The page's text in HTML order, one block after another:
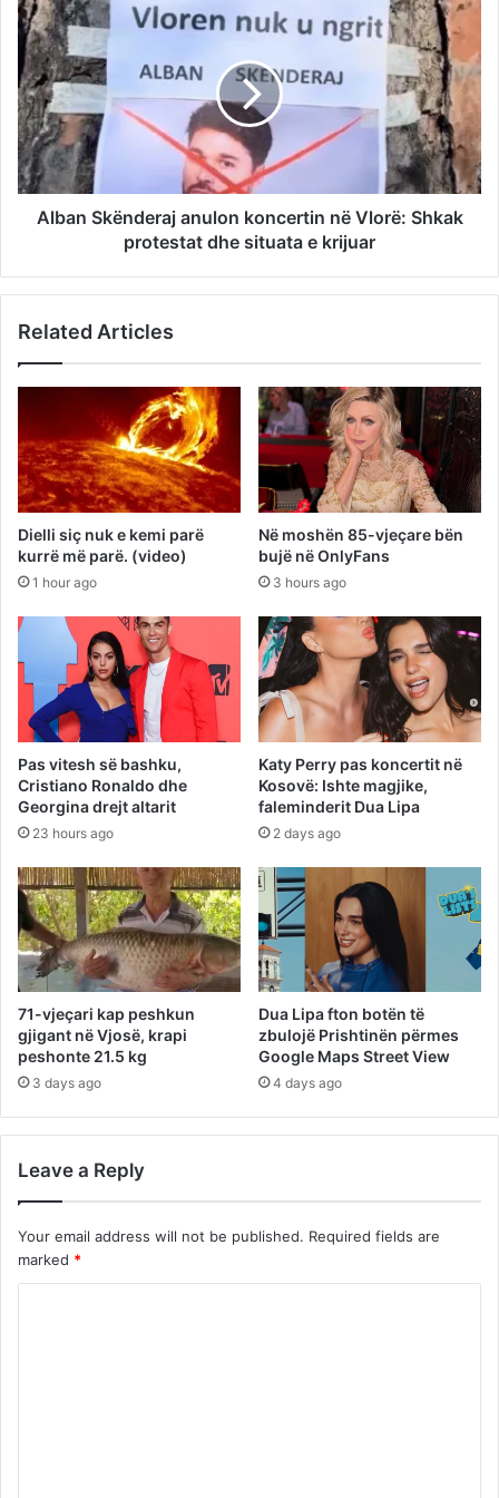
Alban Skënderaj anulon koncertin në Vlorë: Shkak
protestat dhe situata e krijuar
Related Articles
Dielli siç nuk e kemi parë
kurrë më parë. (video)
1 hour ago
Në moshën 85-vjeçare bën
bujë në OnlyFans
3 hours ago
Pas vitesh së bashku,
Cristiano Ronaldo dhe
Georgina drejt altarit
23 hours ago
Katy Perry pas koncertit në
Kosovë: Ishte magjike,
faleminderit Dua Lipa
2 days ago
71-vjeçari kap peshkun
gjigant në Vjosë, krapi
peshonte 21.5 kg
3 days ago
Dua Lipa fton botën të
zbulojë Prishtinën përmes
Google Maps Street View
4 days ago
Leave a Reply
Your email address will not be published. Required fields are
marked *